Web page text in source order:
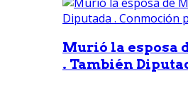
Murió la esposa
. También